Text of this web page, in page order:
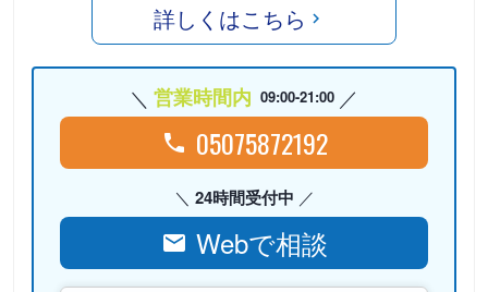
詳しくはこちら
営業時間内 09:00-21:00
05075872192
24時間受付中
Webで相談